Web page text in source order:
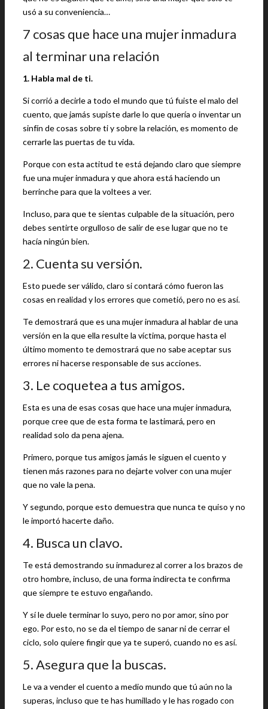
usó a su conveniencia…
7 cosas que hace una mujer inmadura
al terminar una relación
1. Habla mal de ti.
Si corrió a decirle a todo el mundo que tú fuiste el malo del
cuento, que jamás supiste darle lo que quería o inventar un
sinfín de cosas sobre ti y sobre la relación, es momento de
cerrarle las puertas de tu vida.
Porque con esta actitud te está dejando claro que siempre
fue una mujer inmadura y que ahora está haciendo un
berrinche para que la voltees a ver.
Incluso, para que te sientas culpable de la situación, pero
debes sentirte orgulloso de salir de ese lugar que no te
hacía ningún bien.
2. Cuenta su versión.
Esto puede ser válido, claro si contará cómo fueron las
cosas en realidad y los errores que cometió, pero no es así.
Te demostrará que es una mujer inmadura al hablar de una
versión en la que ella resulte la víctima, porque hasta el
último momento te demostrará que no sabe aceptar sus
errores ni hacerse responsable de sus acciones.
3. Le coquetea a tus amigos.
Esta es una de esas cosas que hace una mujer inmadura,
porque cree que de esta forma te lastimará, pero en
realidad solo da pena ajena.
Primero, porque tus amigos jamás le siguen el cuento y
tienen más razones para no dejarte volver con una mujer
que no vale la pena.
Y segundo, porque esto demuestra que nunca te quiso y no
le importó hacerte daño.
4. Busca un clavo.
Te está demostrando su inmadurez al correr a los brazos de
otro hombre, incluso, de una forma indirecta te confirma
que siempre te estuvo engañando.
Y sí le duele terminar lo suyo, pero no por amor, sino por
ego. Por esto, no se da el tiempo de sanar ni de cerrar el
ciclo, solo quiere fingir que ya te superó, cuando no es así.
5. Asegura que la buscas.
Le va a vender el cuento a medio mundo que tú aún no la
superas, incluso que te has humillado y le has rogado con